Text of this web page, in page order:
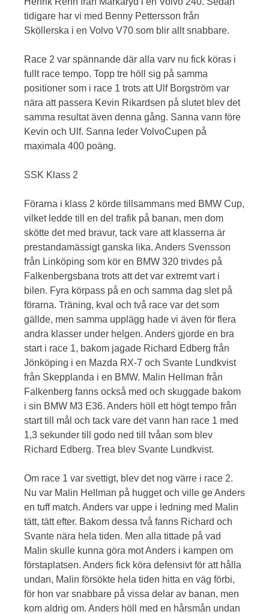
tidigare har vi med Benny Pettersson från
Sköllerska i en Volvo V70 som blir allt snabbare.
Race 2 var spännande där alla varv nu fick köras i
fullt race tempo. Topp tre höll sig på samma
positioner som i race 1 trots att Ulf Borgström var
nära att passera Kevin Rikardsen på slutet blev det
samma resultat även denna gång. Sanna vann före
Kevin och Ulf. Sanna leder VolvoCupen på
maximala 400 poäng.
SSK Klass 2
Förarna i klass 2 körde tillsammans med BMW Cup,
vilket ledde till en del trafik på banan, men dom
skötte det med bravur, tack vare att klasserna är
prestandamässigt ganska lika. Anders Svensson
från Linköping som kör en BMW 320 trivdes på
Falkenbergsbana trots att det var extremt vart i
bilen. Fyra körpass på en och samma dag slet på
förarna. Träning, kval och två race var det som
gällde, men samma upplägg hade vi även för flera
andra klasser under helgen. Anders gjorde en bra
start i race 1, bakom jagade Richard Edberg från
Jönköping i en Mazda RX-7 och Svante Lundkvist
från Skepplanda i en BMW. Malin Hellman från
Falkenberg fanns också med och skuggade bakom
i sin BMW M3 E36. Anders höll ett högt tempo från
start till mål och tack vare det vann han race 1 med
1,3 sekunder till godo ned till tvåan som blev
Richard Edberg. Trea blev Svante Lundkvist.
Om race 1 var svettigt, blev det nog värre i race 2.
Nu var Malin Hellman på hugget och ville ge Anders
en tuff match. Anders var uppe i ledning med Malin
tätt, tätt efter. Bakom dessa två fanns Richard och
Svante nära hela tiden. Men alla tittade på vad
Malin skulle kunna göra mot Anders i kampen om
förstaplatsen. Anders fick köra defensivt för att hålla
undan, Malin försökte hela tiden hitta en väg förbi,
för hon var snabbare på vissa delar av banan, men
kom aldrig om. Anders höll med en hårsmån undan